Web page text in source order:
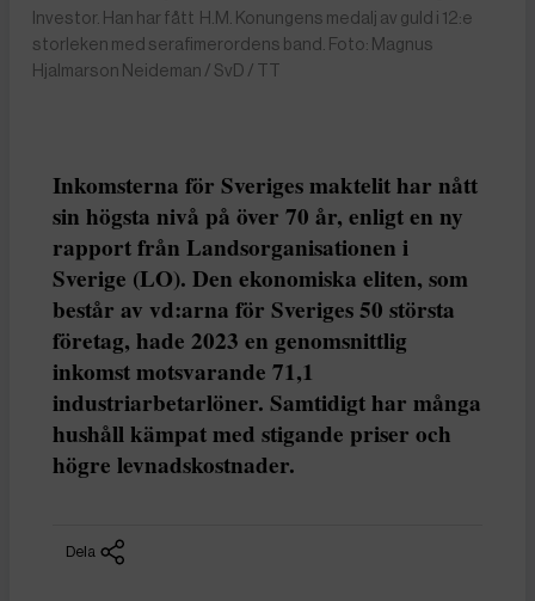
Investor. Han har fått H.M. Konungens medalj av guld i 12:e
storleken med serafimerordens band. Foto: Magnus
Hjalmarson Neideman / SvD / TT
Inkomsterna för Sveriges maktelit har nått
sin högsta nivå på över 70 år, enligt en ny
rapport från Landsorganisationen i
Sverige (LO). Den ekonomiska eliten, som
består av vd:arna för Sveriges 50 största
företag, hade 2023 en genomsnittlig
inkomst motsvarande 71,1
industriarbetarlöner. Samtidigt har många
hushåll kämpat med stigande priser och
högre levnadskostnader.
Dela